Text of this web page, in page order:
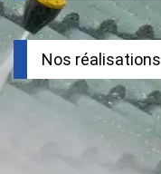
Nos réalisations